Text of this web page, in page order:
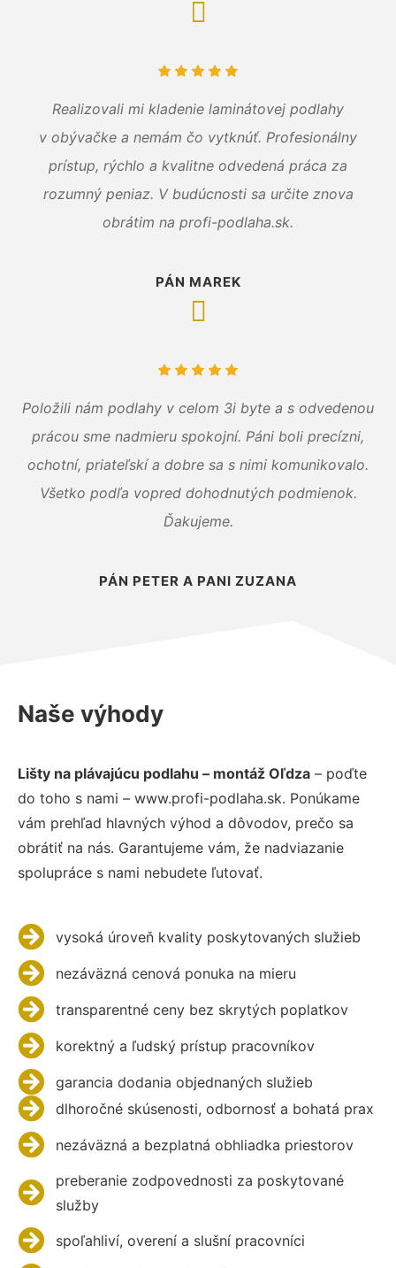
Realizovali mi kladenie laminátovej podlahy
v obývačke a nemám čo vytknúť. Profesionálny
prístup, rýchlo a kvalitne odvedená práca za
rozumný peniaz. V budúcnosti sa určite znova
obrátim na profi-podlaha.sk.
PÁN MAREK
Položili nám podlahy v celom 3i byte a s odvedenou
prácou sme nadmieru spokojní. Páni boli precízni,
ochotní, priateľskí a dobre sa s nimi komunikovalo.
Všetko podľa vopred dohodnutých podmienok.
Ďakujeme.
PÁN PETER A PANI ZUZANA
Naše výhody
Lišty na plávajúcu podlahu – montáž Oľdza – poďte
do toho s nami – www.profi-podlaha.sk. Ponúkame
vám prehľad hlavných výhod a dôvodov, prečo sa
obrátiť na nás. Garantujeme vám, že nadviazanie
spolupráce s nami nebudete ľutovať.
vysoká úroveň kvality poskytovaných služieb
nezáväzná cenová ponuka na mieru
transparentné ceny bez skrytých poplatkov
korektný a ľudský prístup pracovníkov
garancia dodania objednaných služieb
dlhoročné skúsenosti, odbornosť a bohatá prax
nezáväzná a bezplatná obhliadka priestorov
preberanie zodpovednosti za poskytované
služby
spoľahliví, overení a slušní pracovníci